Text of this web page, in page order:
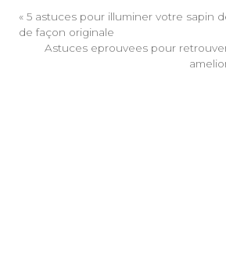
avec une
passionnée
« 5 astuces pour illuminer votre sapin
de façon originale
Astuces eprouvees pour